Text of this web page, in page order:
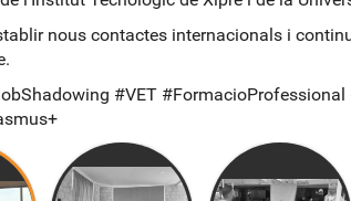
nous contactes internacionals i
#VET